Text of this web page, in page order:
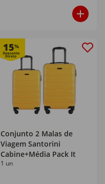
15%
Conjunto 2 Malas de
Viagem Santorini
Cabine+Média Pack It
1 un